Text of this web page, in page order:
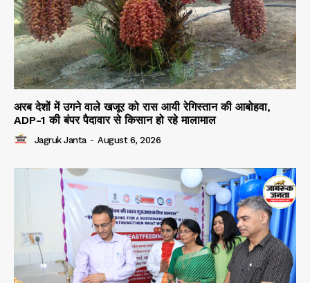
अरब देशों में उगने वाले खजूर को रास आयी रेगिस्तान की आबोहवा,
ADP-1 की बंपर पैदावार से किसान हो रहे मालामाल
Jagruk Janta - August 6, 2026